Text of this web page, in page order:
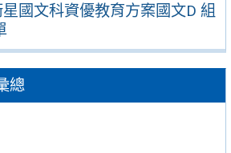
國文科資優教育方案國文D 組
總